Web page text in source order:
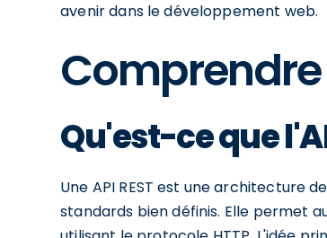
avenir dans le développement web.
Comprendre
Qu'est-ce que
Une API REST est une architecture
standards bien définis. Elle permet